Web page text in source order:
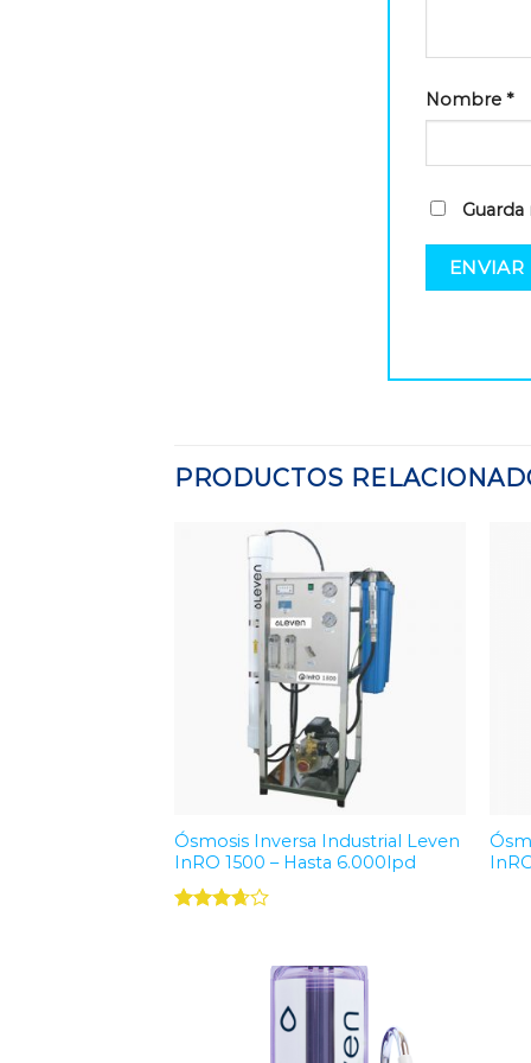
Nombre *
PRODUCTOS
Ósmosis Inversa Industrial Leven
InRO 1500 – Hasta 6.000lpd
Add to
Wishlist